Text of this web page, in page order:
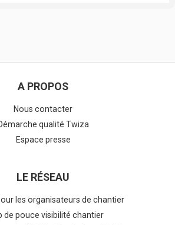
A PROPOS
Nous contacter
qualité Twiza
Espace presse
LE RÉSEAU
les organisateurs de chantier
de pouce visibilité chantier